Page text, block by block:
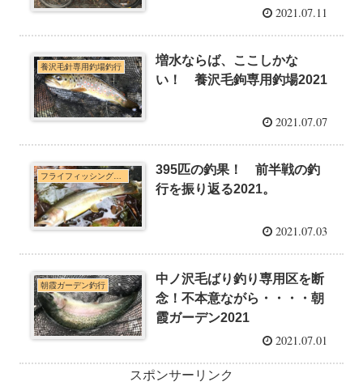
2021.07.11
養沢毛針専用釣場釣行
増水ならば、ここしかな
い！ 養沢毛鉤専用釣場2021
2021.07.07
395匹の釣果！ 前半戦の釣
行を振り返る2021。
2021.07.03
朝霞ガーデン釣行
中ノ沢毛ばり釣り専用区を断
念！不本意ながら・・・・朝
霞ガーデン2021
2021.07.01
スポンサーリンク